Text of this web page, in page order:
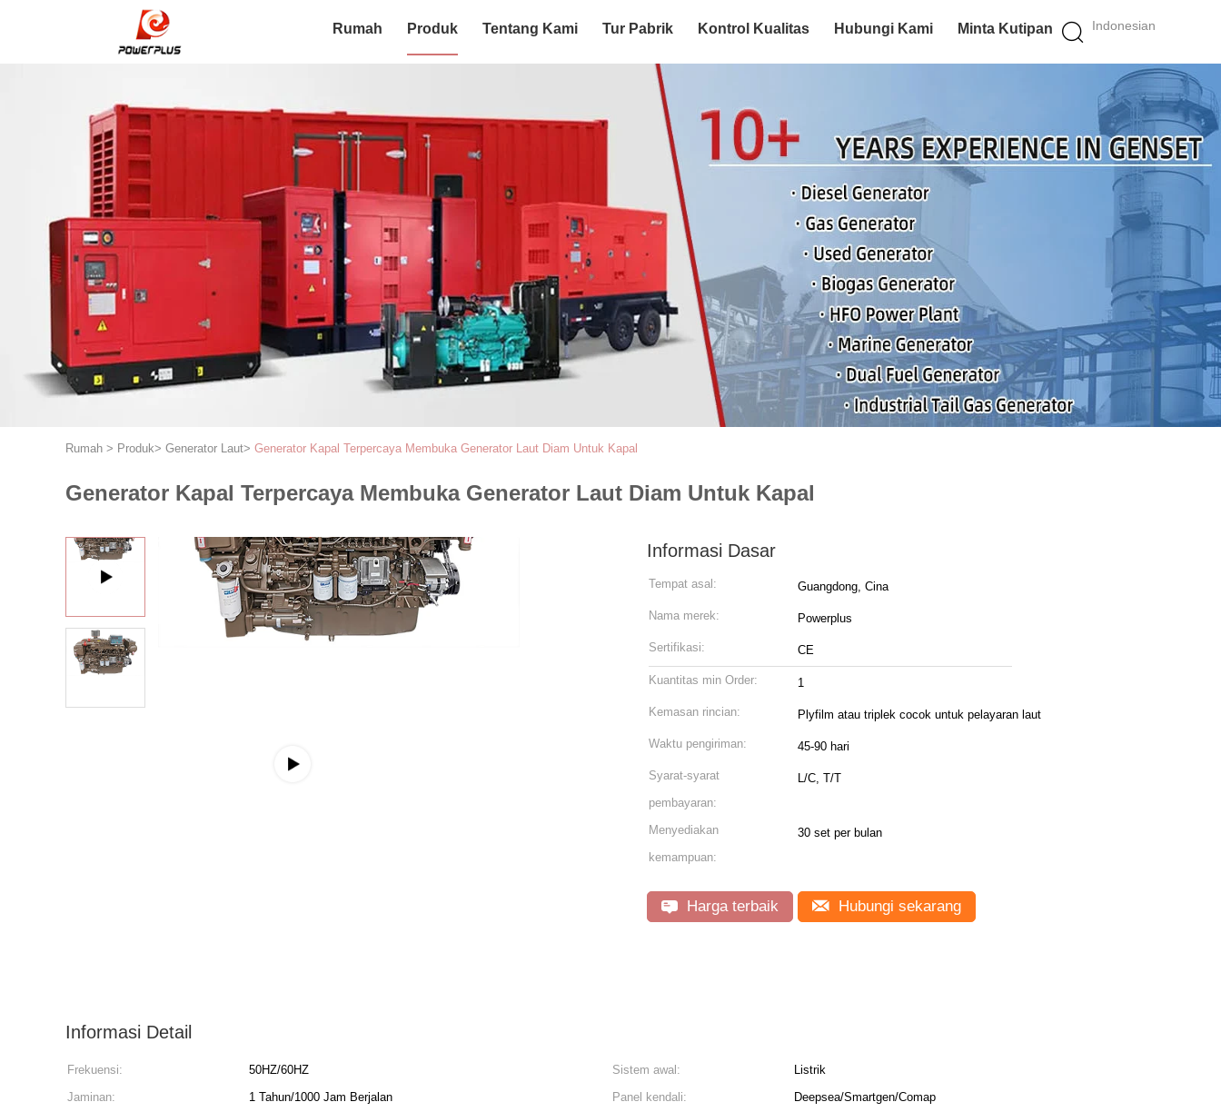
Indonesian
Rumah Produk Tentang Kami Tur Pabrik Kontrol Kualitas Hubungi Kami Minta Kutipan
Rumah > Produk> Generator Laut> Generator Kapal Terpercaya Membuka Generator Laut Diam Untuk Kapal
Generator Kapal Terpercaya Membuka Generator Laut Diam Untuk Kapal
Informasi Dasar
Tempat asal: Guangdong, Cina
Nama merek: Powerplus
Sertifikasi: CE
Kuantitas min Order: 1
Kemasan rincian: Plyfilm atau triplek cocok untuk pelayaran laut
Waktu pengiriman: 45-90 hari
Syarat-syarat
pembayaran:
L/C, T/T
Menyediakan
kemampuan:
30 set per bulan
Harga terbaik Hubungi sekarang
Informasi Detail
Frekuensi: 50HZ/60HZ Sistem awal:
Listrik
Jaminan:
1 Tahun/1000 Jam Berjalan Panel kendali:
Deepsea/Smartgen/Comap